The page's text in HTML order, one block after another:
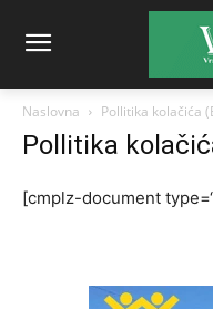
Naslovna Pollitika kolačića
Pollitika
[cmplz-document